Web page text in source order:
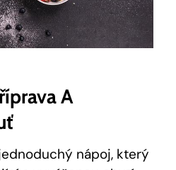
‍a
nápoj, který